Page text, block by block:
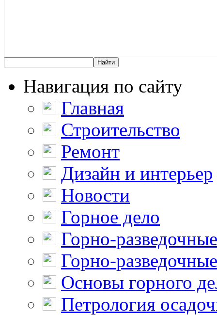
Навигация по сайту
Главная
Строительство
Ремонт
Дизайн и интерьер
Новости
Горное дело
Горно-
Горно-
Основы горного
Петрология